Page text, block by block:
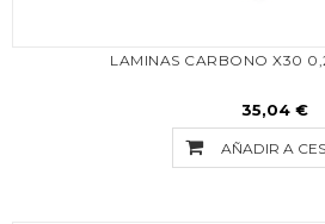
LAMINAS CARBONO X30
35,04 €
AÑADIR A